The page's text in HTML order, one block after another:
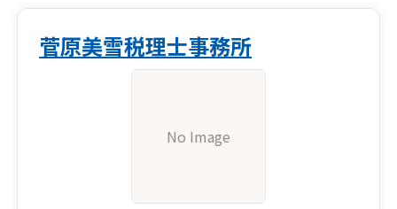
菅原美雪税理士事務所
No Image